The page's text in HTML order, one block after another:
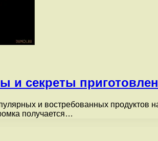
и секреты
и востребованных
получается…